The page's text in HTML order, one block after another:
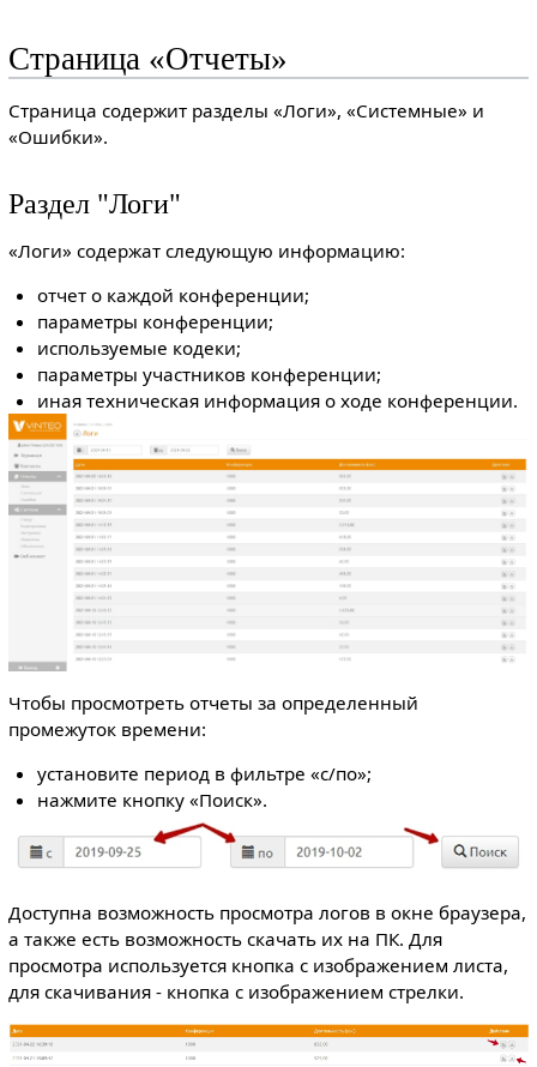
Страница «Отчеты»
Страница содержит разделы «Логи», «Системные» и
«Ошибки».
Раздел "Логи"
«Логи» содержат следующую информацию:
отчет о каждой конференции;
параметры конференции;
используемые кодеки;
параметры участников конференции;
иная техническая информация о ходе конференции.
Чтобы просмотреть отчеты за определенный
промежуток времени:
установите период в фильтре «с/по»;
нажмите кнопку «Поиск».
Доступна возможность просмотра логов в окне браузера,
а также есть возможность скачать их на ПК. Для
просмотра используется кнопка с изображением листа,
для скачивания - кнопка с изображением стрелки.